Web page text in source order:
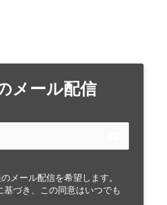
メール配信
メール配信を希望します。
づき、この同意はいつでも